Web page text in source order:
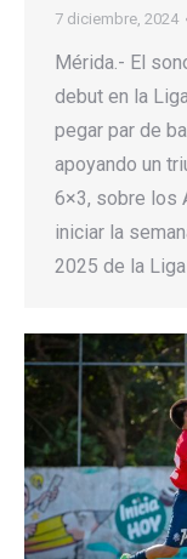
7 diciembre, 2024
Mérida.- El
debut en la
pegar par de
apoyando un
6×3, sobre los
iniciar la
2025 de la